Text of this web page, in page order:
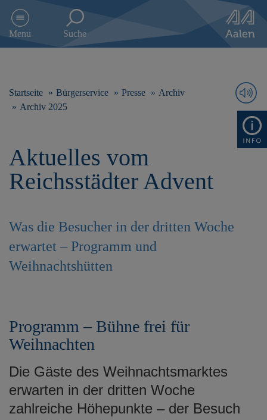
e
g
Menu Suche
Startseite Bürgerservice Presse
Archiv
Archiv 2025
Aktuelles vom
Reichsstädter Advent
Was die Besucher in der dritten Woche
erwartet – Programm und
Weihnachtshütten
Programm – Bühne frei für
Weihnachten
Die Gäste des Weihnachtsmarktes
erwarten in der dritten Woche
zahlreiche Höhepunkte – der Besuch